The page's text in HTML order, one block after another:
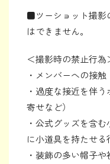
■ツーショット撮影
はできません。
＜撮影時の禁止行為
・メンバーへの接触
・過度な接近を伴
寄せなど）
・公式グッズを含
に小道具を持たせる
・装飾の多い帽子